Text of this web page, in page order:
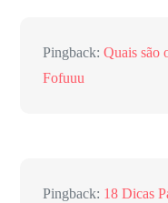
Pingback:Quais são
Fofuuu
Pingback: 18 Dicas